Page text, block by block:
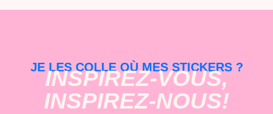
JE LES COLLE OÙ MES STICKERS ?
INSPIREZ-VOUS,
INSPIREZ-NOUS!